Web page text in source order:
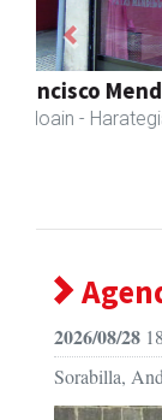
Aranburu
Andoain -
Previous
2026/08/28
Sorabilla,